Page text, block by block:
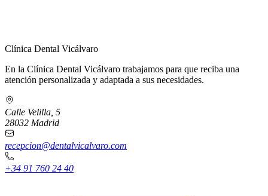
Clínica Dental Vicálvaro
En la Clínica Dental Vicálvaro trabajamos para que reciba una
atención personalizada y adaptada a sus necesidades.
Calle Velilla, 5
28032 Madrid
recepcion@dentalvicalvaro.com
+34 91 760 24 40